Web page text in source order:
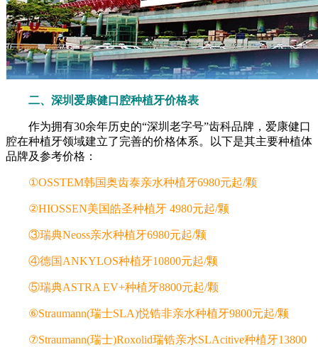
二、深圳爱康健口腔种植牙价格表
作为拥有30余年历史的“深圳老字号”齿科品牌，爱康健口
腔在种植牙领域建立了完善的价格体系。以下是其主要种植体
品牌及参考价格：
①OSSTEM韩国奥齿泰亲水种植牙6980元起/颗
②HIOSSEN美国皓圣种植牙 4980元起/颗
③瑞典Neoss亲水种植牙6980元起/颗
④德国ANKYLOS种植牙10800元起/颗
⑤瑞典ASTRA EV+种植牙8800元起/颗
⑥Straumann(瑞士SLA)悦锆非亲水种植牙9800元起/颗
⑦Straumann(瑞士)Roxolid瑞锆亲水SLAcitive种植牙13800